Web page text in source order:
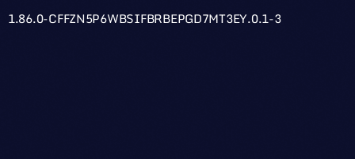
1.86.0-CFFZN5P6WBSIFBRBEPGD7MT3EY.0.1-3